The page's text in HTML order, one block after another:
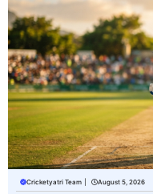
Cricketyatri Team August 5, 2026